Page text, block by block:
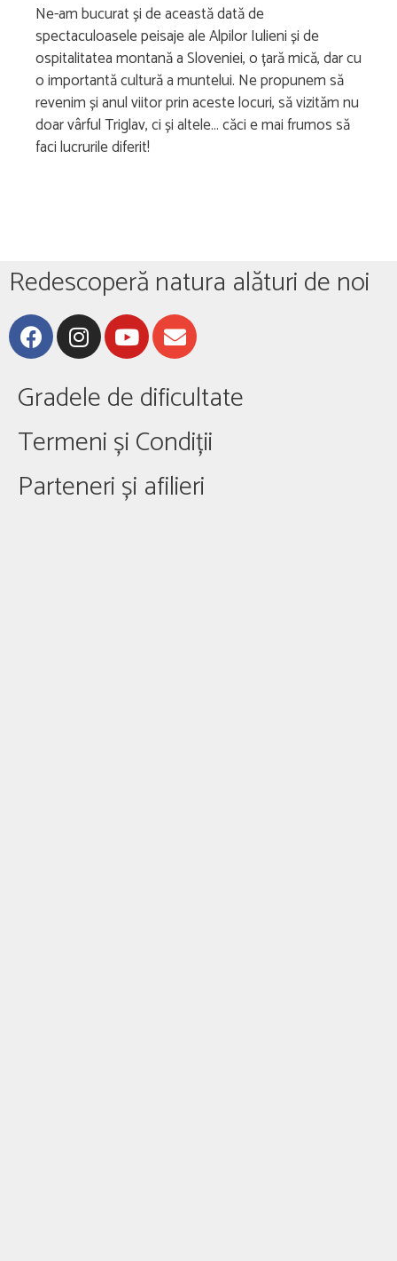
Ne-am bucurat și de această dată de
spectaculoasele peisaje ale Alpilor Iulieni și de
ospitalitatea montană a Sloveniei, o țară mică, dar cu
o importantă cultură a muntelui. Ne propunem să
revenim și anul viitor prin aceste locuri, să vizităm nu
doar vârful Triglav, ci și altele… căci e mai frumos să
faci lucrurile diferit!
Redescoperă natura alături de noi
Gradele de dificultate
Termeni și Condiții
Parteneri și afilieri